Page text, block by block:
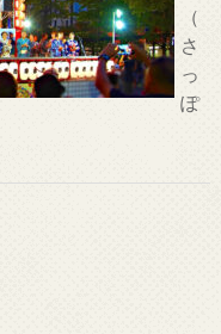
（
さ
っ
ぽ